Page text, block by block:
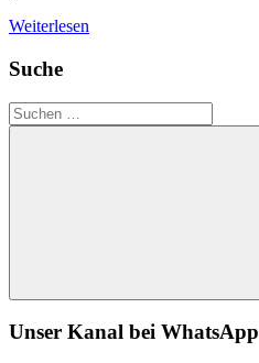
Weiterlesen
Suche
Suchen
nach:
Suchen
Unser Kanal bei WhatsApp